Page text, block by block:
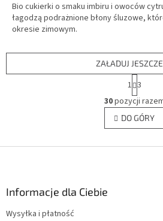
Bio cukierki o smaku imbiru i owoców
łagodzą podrażnione błony śluzowe,
okresie zimowym.
K
o
n
t
ZAŁADUJ
P
a
g
i
n
a
j
1 3
30pozycji
DO GÓRY
Informacje dla Ciebie
Wysyłka i płatność